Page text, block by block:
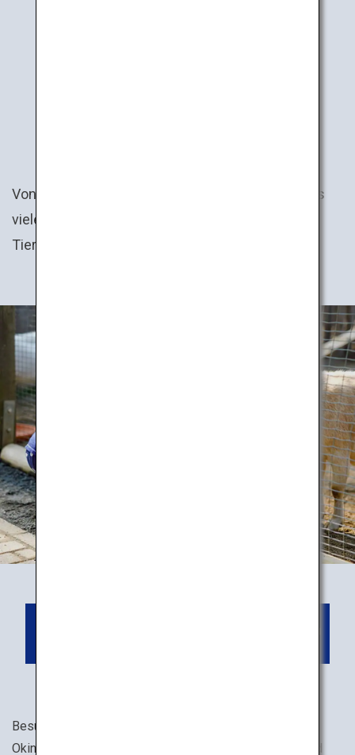
Von Zoos über Farmen bis hin zu Aquarien, gibt es
viele Orte für die ganze Familie, um verschiedene
Tiere in ganz Japan kennenzulernen.
Besuchen Sie das faszinierende, riesige Becken im
Okinawa-Churaumi-Aquarium, die aufregenden Orca- und